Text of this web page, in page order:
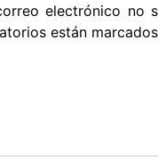
electrónico no
están